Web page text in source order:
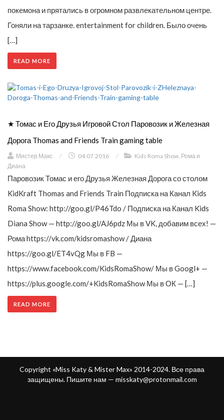
покемона и прятались в огромном развлекательном центре.
Гоняли на тарзанке. entertainment for children. Было очень
[…]
READ MORE
★ Томас и Его Друзья Игровой Стол Паровозик и Железная
Дорога Thomas and Friends Train gaming table
Мистер Макс / 04.07.2016 / Kids Roma Show Рома и
Диана
Паровозик Томас и его Друзья Железная Дорога со столом
KidKraft Thomas and Friends Train Подписка на Канал Kids
Roma Show: http://goo.gl/P46Tdo / Подписка на Канал Kids
Diana Show — http://goo.gl/AJ6pdz Мы в VK, добавим всех! —
Рома https://vk.com/kidsromashow / Диана
https://goo.gl/ET4vQg Мы в FB —
https://www.facebook.com/KidsRomaShow/ Мы в Googl+ —
https://plus.google.com/+KidsRomaShow Мы в ОК — […]
READ MORE
Copyright «Miss Katy & Mister Max» 2014-2024. Все права
защищены. Пишите нам — misskaty@protonmail.com